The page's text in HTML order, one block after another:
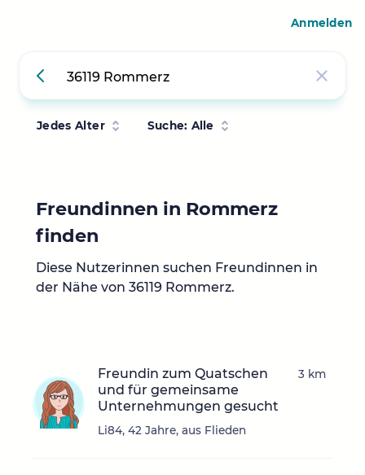
Jedes Alter Suche: Alle
Freundinnen in Rommerz
finden
Diese Nutzerinnen suchen Freundinnen in
der Nähe von 36119 Rommerz.
Freundin zum Quatschen
und für gemeinsame
Unternehmungen gesucht
Li84, 42 Jahre, aus Flieden
3 km
Anmelden